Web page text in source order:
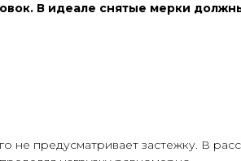
В идеале снятые мерки
не предусматривает застежку. В